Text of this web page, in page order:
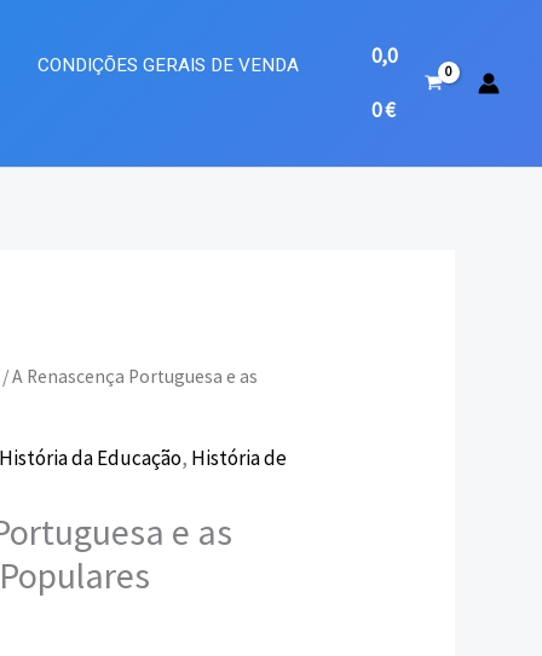
CONDIÇÕES GERAIS DE VENDA
0,0
0€
/ A Renascença Portuguesa e as
História da Educação, História de
e as